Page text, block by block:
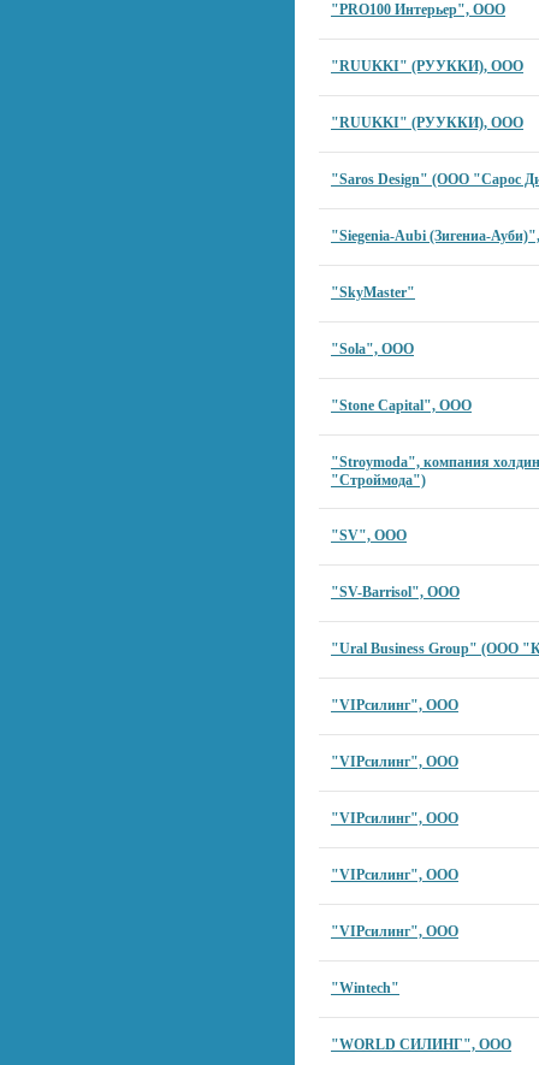
"PRO100 Интерьер", ООО
"RUUKKI" (РУУККИ), ООО
"RUUKKI" (РУУККИ), ООО
"Saros Design" (ООО "Сарос
"Siegenia-Aubi (Зигениа-
"SkyMaster"
"Sola", ООО
"Stone Capital", ООО
"Stroymoda", компания
"Строймода")
"SV", ООО
"SV-Barrisol", ООО
"Ural Business Group" (ООО
"VIPсилинг", ООО
"VIPсилинг", ООО
"VIPсилинг", ООО
"VIPсилинг", ООО
"VIPсилинг", ООО
"Wintech"
"WORLD СИЛИНГ", ООО